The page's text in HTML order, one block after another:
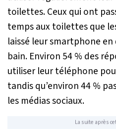
toilettes. Ceux qui ont
temps aux toilettes que
laissé leur smartphone
bain. Environ 54 % des
utiliser leur téléphone
tandis qu’environ 44 %
les médias sociaux.
La suite après